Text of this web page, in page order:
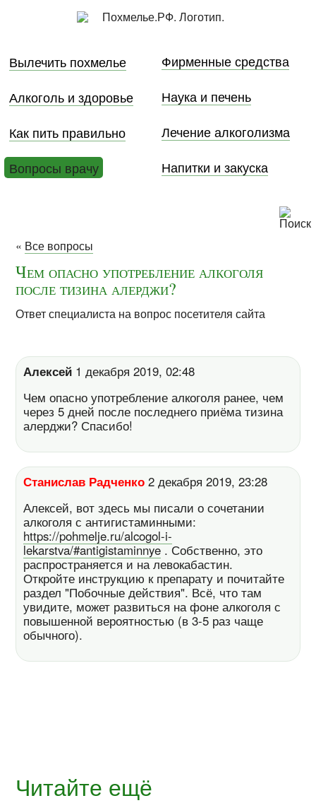
Вылечить похмелье
Фирменные средства
Алкоголь и здоровье
Наука и печень
Как пить правильно
Лечение алкоголизма
Вопросы врачу
Напитки и закуска
« Все вопросы
Чем опасно употребление алкоголя
после тизина алерджи?
Ответ специалиста на вопрос посетителя сайта
Алексей 1 декабря 2019, 02:48
Чем опасно употребление алкоголя ранее, чем
через 5 дней после последнего приёма тизина
алерджи? Спасибо!
Станислав Радченко 2 декабря 2019, 23:28
Алексей, вот здесь мы писали о сочетании
алкоголя с антигистаминными:
https://pohmelje.ru/alcogol-i-
lekarstva/#antigistaminnye. Собственно, это
распространяется и на левокабастин.
Откройте инструкцию к препарату и почитайте
раздел "Побочные действия". Всё, что там
увидите, может развиться на фоне алкоголя с
повышенной вероятностью (в 3-5 раз чаще
обычного).
Читайте ещё